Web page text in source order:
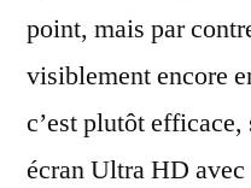
point, mais par
visiblement encore
c’est plutôt
écran Ultra HD